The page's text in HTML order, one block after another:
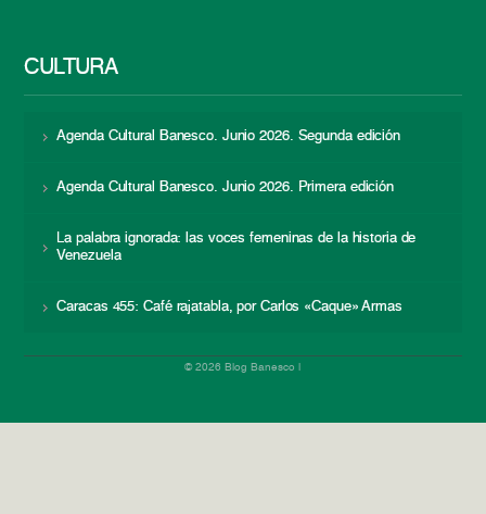
CULTURA
Agenda Cultural Banesco. Junio 2026. Segunda edición
Agenda Cultural Banesco. Junio 2026. Primera edición
La palabra ignorada: las voces femeninas de la historia de
Venezuela
Caracas 455: Café rajatabla, por Carlos «Caque» Armas
© 2026 Blog Banesco |